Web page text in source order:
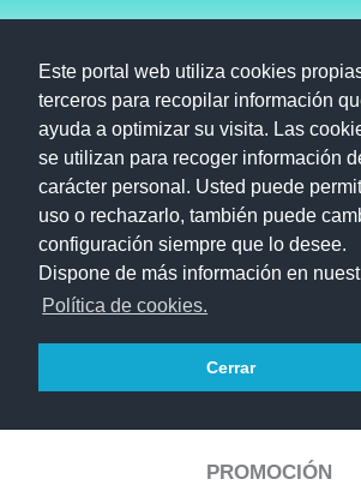
Este portal web utiliza cookies
terceros para recopilar información
ayuda a optimizar su visita. Las
se utilizan para recoger información
carácter personal. Usted puede
uso o rechazarlo, también puede
configuración siempre que lo desee.
Dispone de más información en
Política de cookies.
Cerrar
Ir
contenido
Promoción y titulación
EBPA CAE THAT´S ENGLISH
Orden de 20 octubre de 2022
ORDEN de 3 de diciembre de 2003,
PROMOCIÓN